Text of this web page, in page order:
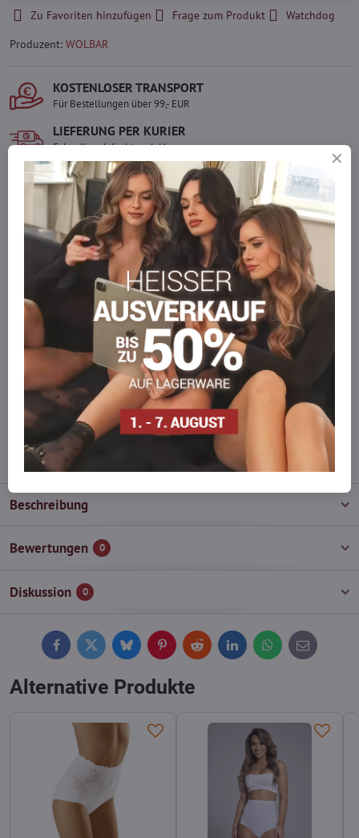
Zu Favoriten hinzufügen Frage zum Produkt
Watchdog
Produzent: WOLBAR
KOSTENLOSER TRANSPORT
Für Bestellungen über 99,- EUR
LIEFERUNG PER KURIER
Schnell und direkt nach Hause.
SICHERE ZAHLUNGEN
Gesicherte Online-Zahlungen
Ware auf Lager
Wir versenden sofort
Werden Sie Teil von everlady
Werden Sie Teil von everlady und genießen Sie einen 5 %
Mitgliedervorteilbei jedem Einkauf.
Der Vorteil wird automatisch im Warenkorb angewendet.
Möchten Sie mehr bestellen, als wir
auf Lager haben?
Zögern Sie nicht, uns zu kontaktieren, wir füllen die Ware für Sie
wieder auf!
info​@everlady​.eu
Beschreibung
Bewertungen 0
Diskussion 0
FacebookTwitterBlueskyPinterestReddit LinkedInWhatsApp
E-
mail
Alternative Produkte